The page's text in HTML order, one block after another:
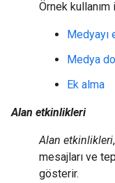
Örnek kullanım
Medyayı
Medya
Ek alma
Alan etkinlikleri
Alan etkinlikleri
mesajları ve
gösterir.